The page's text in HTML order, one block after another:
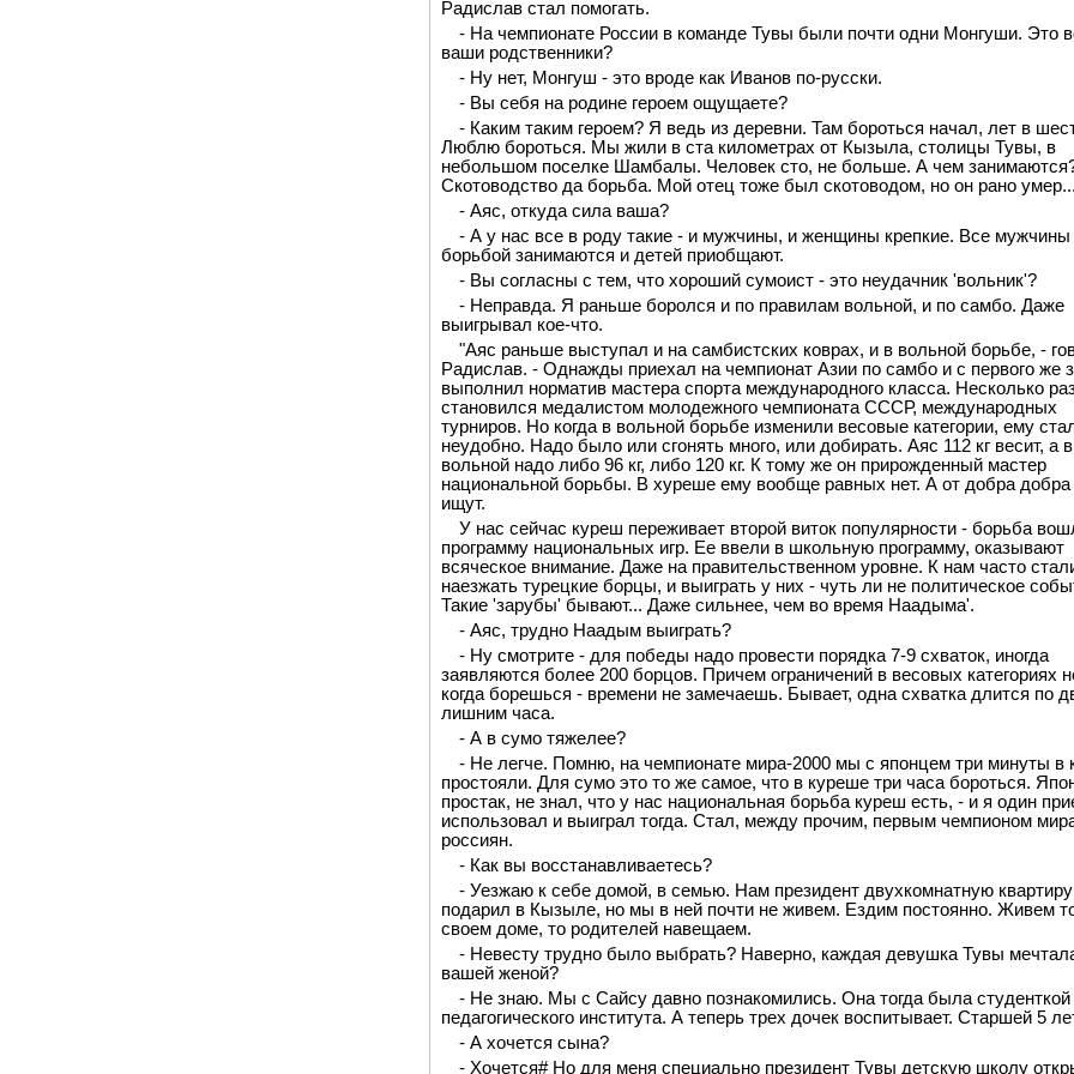
Радислав стал помогать.
- На чемпионате России в команде Тувы были почти одни Монгуши. Это
ваши родственники?
- Ну нет, Монгуш - это вроде как Иванов по-русски.
- Вы себя на родине героем ощущаете?
- Каким таким героем? Я ведь из деревни. Там бороться начал, лет в
Люблю бороться. Мы жили в ста километрах от Кызыла, столицы Тувы, в
небольшом поселке Шамбалы. Человек сто, не больше. А чем
Скотоводство да борьба. Мой отец тоже был скотоводом, но он рано умер...
- Аяс, откуда сила ваша?
- А у нас все в роду такие - и мужчины, и женщины крепкие. Все мужчины
борьбой занимаются и детей приобщают.
- Вы согласны с тем, что хороший сумоист - это неудачник 'вольник'?
- Неправда. Я раньше боролся и по правилам вольной, и по самбо. Даже
выигрывал кое-что.
"Аяс раньше выступал и на самбистских коврах, и в вольной борьбе, -
Радислав. - Однажды приехал на чемпионат Азии по самбо и с первого же
выполнил норматив мастера спорта международного класса. Несколько
становился медалистом молодежного чемпионата СССР, международных
турниров. Но когда в вольной борьбе изменили весовые категории, ему
неудобно. Надо было или сгонять много, или добирать. Аяс 112 кг весит, а в
вольной надо либо 96 кг, либо 120 кг. К тому же он прирожденный мастер
национальной борьбы. В xуреше ему вообще равных нет. А от добра добра
ищут.
У нас сейчас куреш переживает второй виток популярности - борьба
программу национальных игр. Ее ввели в школьную программу, оказывают
всяческое внимание. Даже на правительственном уровне. К нам часто
наезжать турецкие борцы, и выиграть у них - чуть ли не политическое
Такие 'зарубы' бывают... Даже сильнее, чем во время Наадыма'.
- Аяс, трудно Наадым выиграть?
- Ну смотрите - для победы надо провести порядка 7-9 схваток, иногда
заявляются более 200 борцов. Причем ограничений в весовых категориях
когда борешься - времени не замечаешь. Бывает, одна схватка длится по
лишним часа.
- А в сумо тяжелее?
- Не легче. Помню, на чемпионате мира-2000 мы с японцем три минуты в
простояли. Для сумо это то же самое, что в куреше три часа бороться.
простак, не знал, что у нас национальная борьба куреш есть, - и я один
использовал и выиграл тогда. Стал, между прочим, первым чемпионом
россиян.
- Как вы восстанавливаетесь?
- Уезжаю к себе домой, в семью. Нам президент двухкомнатную квартиру
подарил в Кызыле, но мы в ней почти не живем. Ездим постоянно. Живем
своем доме, то родителей навещаем.
- Невесту трудно было выбрать? Наверно, каждая девушка Тувы
вашей женой?
- Не знаю. Мы с Сайсу давно познакомились. Она тогда была студенткой
педагогического института. А теперь трех дочек воспитывает. Старшей 5
- А хочется сына?
- Хочется# Но для меня специально президент Тувы детскую школу